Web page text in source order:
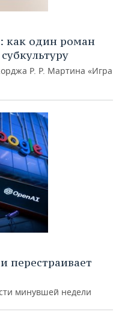
как один роман
Р. Р. Мартина «Игра
перестраивает
минувшей недели